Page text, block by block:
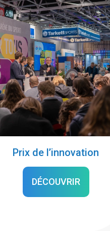
Prix de l’innovation
DÉCOUVRIR